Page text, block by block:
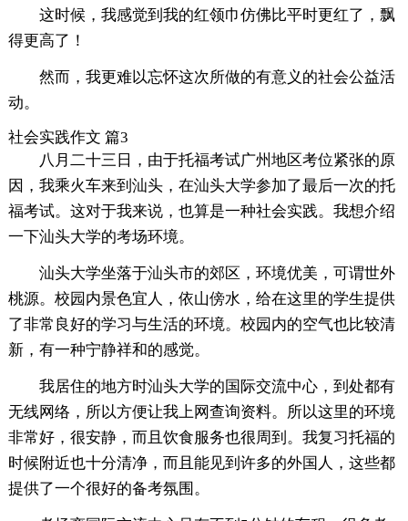
这时候，我感觉到我的红领巾仿佛比平时更红了，飘
得更高了！
然而，我更难以忘怀这次所做的有意义的社会公益活
动。
社会实践作文 篇3
八月二十三日，由于托福考试广州地区考位紧张的原
因，我乘火车来到汕头，在汕头大学参加了最后一次的托
福考试。这对于我来说，也算是一种社会实践。我想介绍
一下汕头大学的考场环境。
汕头大学坐落于汕头市的郊区，环境优美，可谓世外
桃源。校园内景色宜人，依山傍水，给在这里的学生提供
了非常良好的学习与生活的环境。校园内的空气也比较清
新，有一种宁静祥和的感觉。
我居住的地方时汕头大学的国际交流中心，到处都有
无线网络，所以方便让我上网查询资料。所以这里的环境
非常好，很安静，而且饮食服务也很周到。我复习托福的
时候附近也十分清净，而且能见到许多的外国人，这些都
提供了一个很好的备考氛围。